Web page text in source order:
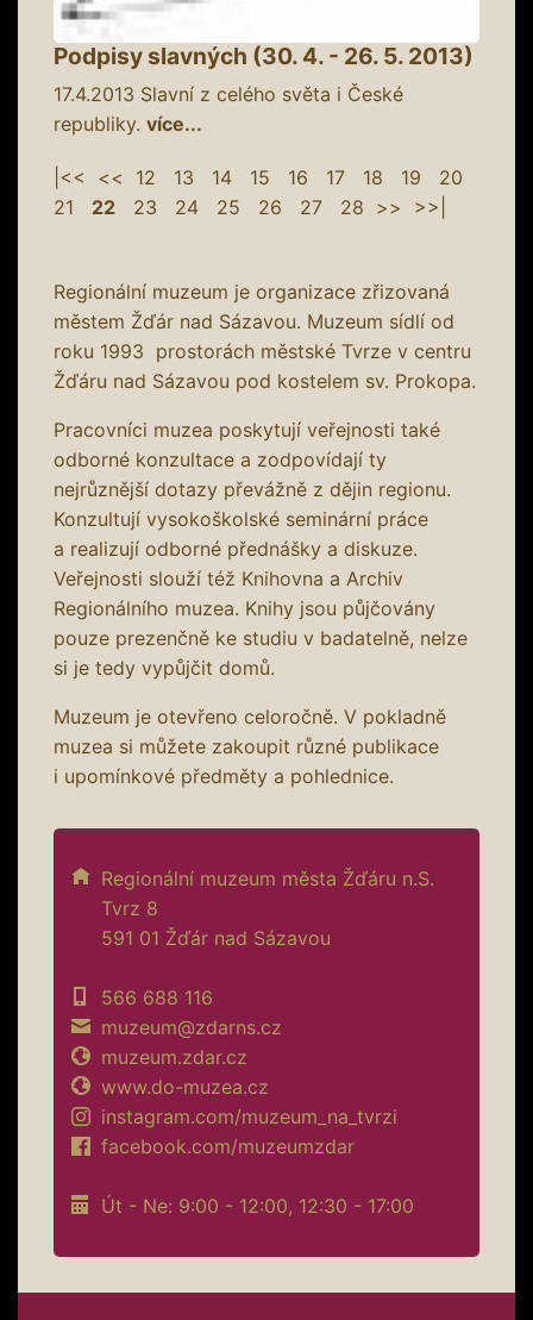
Podpisy slavných (30. 4. - 26. 5. 2013)
17.4.2013 Slavní z celého světa i České
republiky. více...
|<< << 12 13 14 15 16 17 18 19
20
21
22 23 24 25 26 27 28 >> >>|
Regionální muzeum je organizace zřizovaná
městem Žďár nad Sázavou. Muzeum sídlí od
roku 1993 prostorách městské Tvrze v centru
Žďáru nad Sázavou pod kostelem sv. Prokopa.
Pracovníci muzea poskytují veřejnosti také
odborné konzultace a zodpovídají ty
nejrůznější dotazy převážně z dějin regionu.
Konzultují vysokoškolské seminární práce
a realizují odborné přednášky a diskuze.
Veřejnosti slouží též Knihovna a Archiv
Regionálního muzea. Knihy jsou půjčovány
pouze prezenčně ke studiu v badatelně, nelze
si je tedy vypůjčit domů.
Muzeum je otevřeno celoročně. V pokladně
muzea si můžete zakoupit různé publikace
i upomínkové předměty a pohlednice.
Regionální muzeum města Žďáru n.S.
Tvrz 8
591 01 Žďár nad Sázavou
566 688 116
muzeum@zdarns.cz
muzeum.zdar.cz
www.do-muzea.cz
instagram.com/muzeum_na_tvrzi
facebook.com/muzeumzdar
Út - Ne: 9:00 - 12:00, 12:30 - 17:00